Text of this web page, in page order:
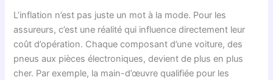
L’inflation n’est pas juste un mot à la mode. Pour les
assureurs, c’est une réalité qui influence directement leur
coût d’opération. Chaque composant d’une voiture, des
pneus aux pièces électroniques, devient de plus en plus
cher. Par exemple, la main-d’œuvre qualifiée pour les